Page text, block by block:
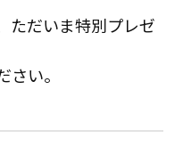
ただいま特別プレゼ
い。